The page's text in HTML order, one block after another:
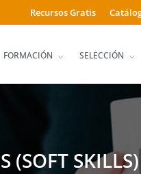
Recursos Gratis
FORMACIÓN SELECCIÓN
(SOFT SKILLS)